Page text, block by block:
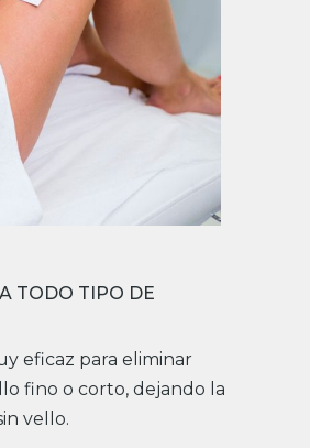
TODO TIPO DE
eficaz para eliminar
fino o corto, dejando la
vello.